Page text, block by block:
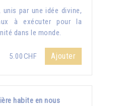
unis par une idée divine,
à exécuter pour la
dans le monde.
5.00CHF Ajouter
habite en nous